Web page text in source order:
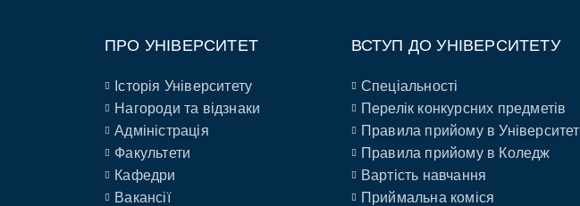
ПРО УНІВЕРСИТЕТ
Історія Університету
Нагороди та відзнаки
Адміністрація
Факультети
Кафедри
Вакансії
ВСТУП ДО УНІВЕРСИТЕТУ
Спеціальності
Перелік конкурсних предметів
Правила прийому в Університет
Правила прийому в Коледж
Вартість навчання
Приймальна коміся